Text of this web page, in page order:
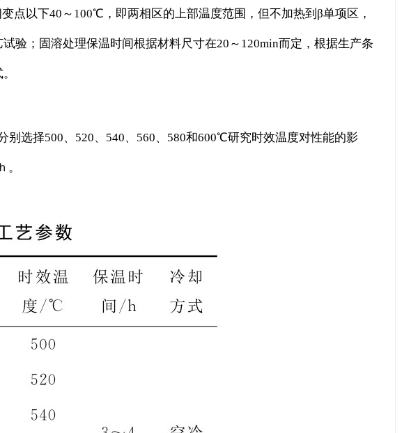
点以下40～100℃，即两相区的上部温度范围，但不加热到β单项区，
验；固溶处理保温时间根据材料尺寸在20～120min而定，根据生产条
选择500、520、540、560、580和600℃研究时效温度对性能的影